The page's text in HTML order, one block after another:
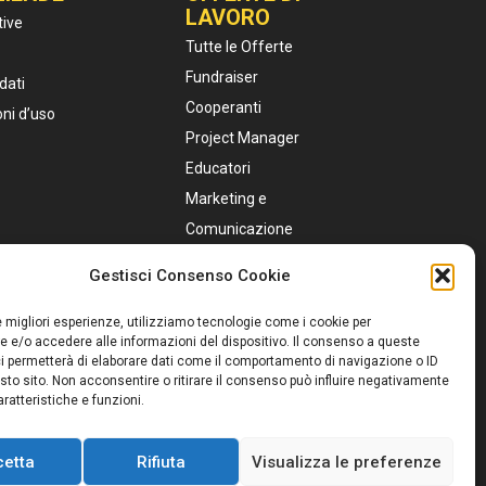
Gestisci Consenso Cookie
migliori esperienze, utilizziamo tecnologie come i cookie per
e/o accedere alle informazioni del dispositivo. Il consenso a queste
permetterà di elaborare dati come il comportamento di navigazione o ID
sito. Non acconsentire o ritirare il consenso può influire negativamente
e funzioni.
Rifiuta Visualizza le preferenze
d’uso
LAVORO
Tutte le Offerte
Fundraiser
Cooperanti
Project Manager
Educatori
Marketing e
Comunicazione
Servizio Civile